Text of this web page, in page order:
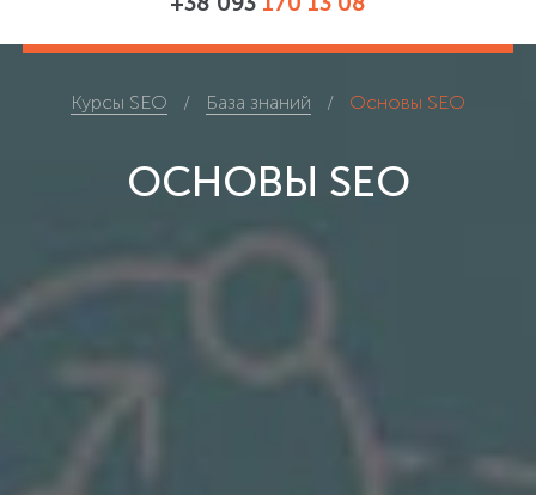
Курсы SEO База знаний Основы SEO
ОСНОВЫ SEO